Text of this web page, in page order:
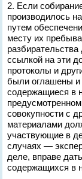
2. Если
производилось
путем
месту их
ссылкой на эти
протоколы и
были оглашены и
содержащиеся в
совокупности с
материалами
участвующие в
случаях —
деле, вправе
содержащихся в